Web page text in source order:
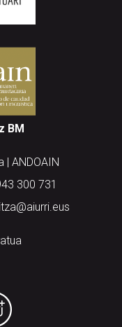
BM
| ANDOAIN
300 731